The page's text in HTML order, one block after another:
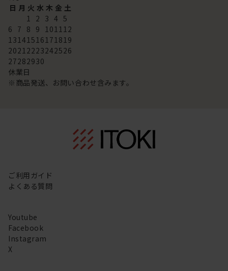
日 月 火 水 木 金 土
1 2 3 4 5
6 7 8 9 101112
13141516171819
20212223242526
27282930
休業日
※商品発送、お問い合わせ含みます。
ご利用ガイド
よくある質問
Youtube
Facebook
Instagram
X